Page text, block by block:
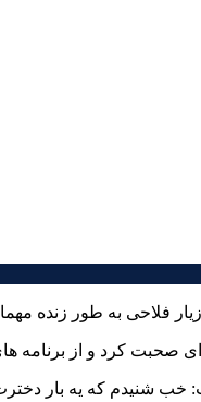
ای صحبت کرد و از برنامه
شنیدم که یه بار